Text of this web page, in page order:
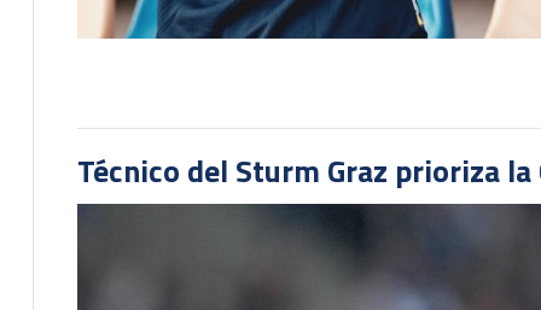
Técnico del Sturm Graz prioriza